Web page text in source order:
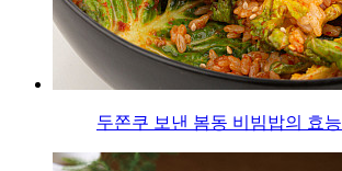
두쫀쿠 보낸 봄동 비빔밥의 효능